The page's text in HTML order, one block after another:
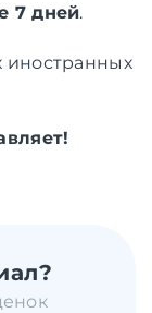
7 дней.
иностранных